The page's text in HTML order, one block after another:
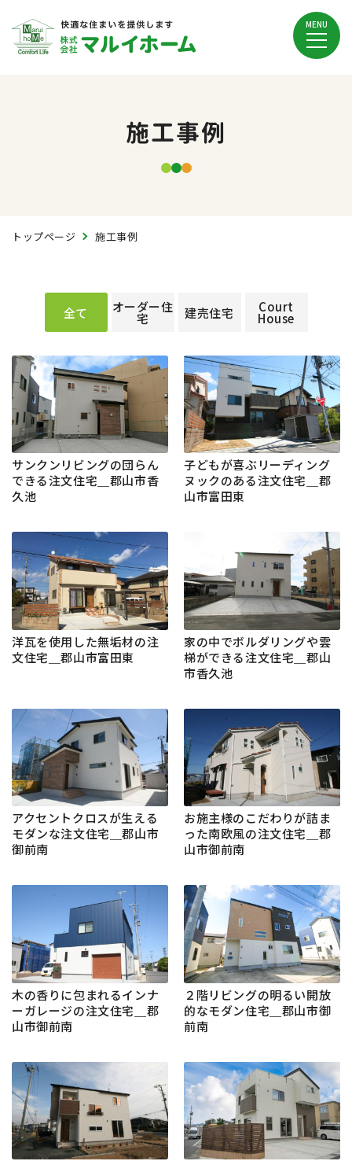
MENU
施工事例
トップページ 施工事例
全て オーダー住
宅 建売住宅 Court
House
サンクンリビングの団らん
できる注文住宅＿郡山市香
久池
子どもが喜ぶリーディング
ヌックのある注文住宅＿郡
山市富田東
洋瓦を使用した無垢材の注
文住宅＿郡山市富田東
家の中でボルダリングや雲
梯ができる注文住宅＿郡山
市香久池
アクセントクロスが生える
モダンな注文住宅＿郡山市
御前南
お施主様のこだわりが詰ま
った南欧風の注文住宅＿郡
山市御前南
木の香りに包まれるインナ
ーガレージの注文住宅＿郡
山市御前南
２階リビングの明るい開放
的なモダン住宅＿郡山市御
前南